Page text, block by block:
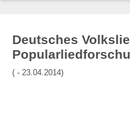
Deutsches
( - 23.04.2014)